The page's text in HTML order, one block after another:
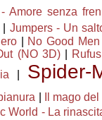
Amore senza
Jumpers - Un
| No Good Men
(NO 3D)|
Spider-
Il mago
World - La